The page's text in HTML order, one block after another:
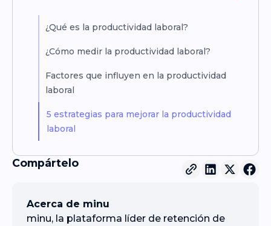
¿Qué es la productividad laboral?
¿Cómo medir la productividad laboral?
Factores que influyen en la productividad
laboral
5 estrategias para mejorar la productividad
laboral
Compártelo
Acerca de minu
minu, la plataforma líder de retención de